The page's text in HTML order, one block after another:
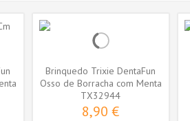
Brinquedo Trixie DentaFun
Osso de Borracha com Menta
15cm...
TX32944
8,90 €